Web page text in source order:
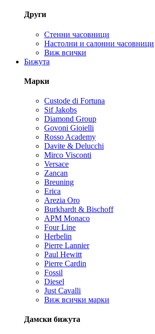
Други
Стенни часовници
Настолни и салонни часовници
Виж всички
Бижута
Марки
Custode di Fortuna
Sif Jakobs
Diamond Group
Govoni Gioielli
Rosso Academy
Davite & Delucchi
Mirco Visconti
Versace
Zancan
Breuning
Erica
Arezia Oro
Burkhardt & Bischoff
APM Monaco
Four Line
Herbelin
Pierre Lannier
Paul Hewitt
Pierre Cardin
Fossil
Diesel
Just Cavalli
Виж всички марки
Дамски бижута